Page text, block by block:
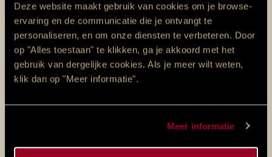
Deze website maakt gebruik van cookies om je browse-
ervaring en de communicatie die je ontvangt te
personaliseren, en om onze diensten te verbeteren. Door
op "Alles toestaan" te klikken, ga je akkoord met het
gebruik van dergelijke cookies. Als je meer wilt weten,
klik dan op "Meer informatie".
Meer informatie
Mois de juillet :Fermé
Vous nous trouverez au 5, rue de l’Orgue, 2000 Anvers.
Parking : Arenberg, Oudevaartplaats 2/4
+32 14 31 13 92 | info@fja-oeyen.be